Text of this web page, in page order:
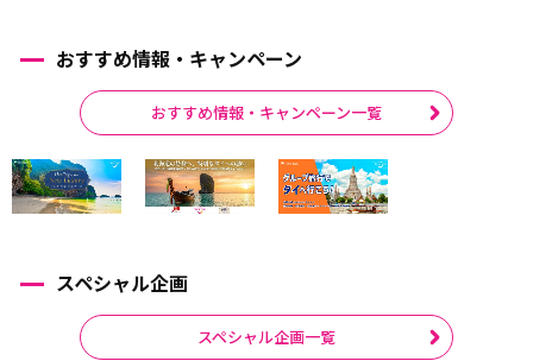
おすすめ情報・キャンペーン
おすすめ情報・キャンペーン一覧
スペシャル企画
スペシャル企画一覧